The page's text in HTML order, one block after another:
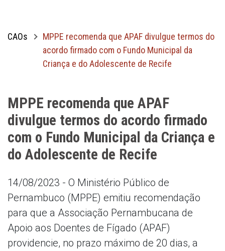
CAOs
MPPE recomenda que APAF divulgue termos do
acordo firmado com o Fundo Municipal da
Criança e do Adolescente de Recife
MPPE recomenda que APAF
divulgue termos do acordo firmado
com o Fundo Municipal da Criança e
do Adolescente de Recife
14/08/2023 - O Ministério Público de
Pernambuco (MPPE) emitiu recomendação
para que a Associação Pernambucana de
Apoio aos Doentes de Fígado (APAF)
providencie, no prazo máximo de 20 dias, a